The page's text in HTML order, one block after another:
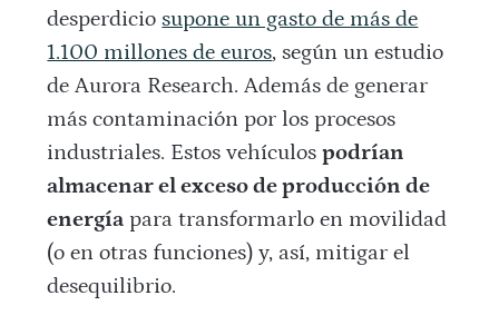
desperdiciosupone un gasto de más de
1.100 millones de euros, según un estudio
de Aurora Research. Además de generar
más contaminación por los procesos
industriales. Estos vehículospodrían
almacenar el exceso de producción de
energía para transformarlo en movilidad
(o en otras funciones) y, así, mitigar el
desequilibrio.